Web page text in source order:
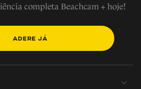
completa Beachcam + hoje!
ADERE JÁ